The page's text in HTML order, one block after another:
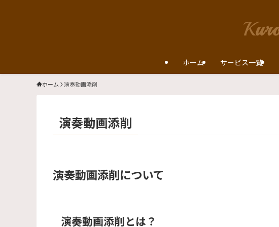
ホーム サービス一覧
ホーム 演奏動画添削
演奏動画添削
演奏動画添削について
演奏動画添削とは？